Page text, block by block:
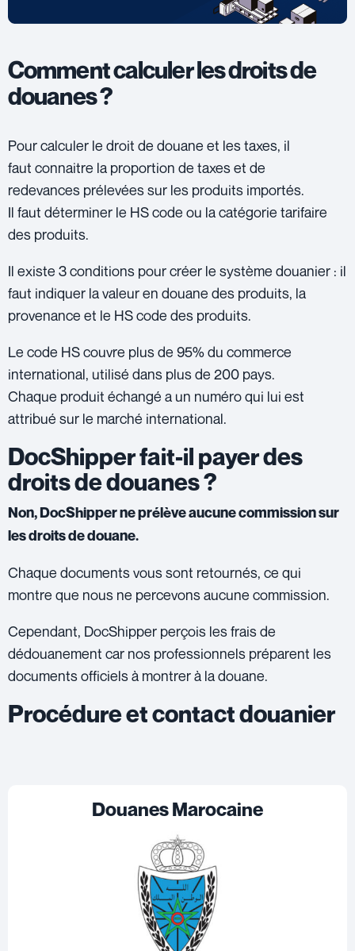
Comment calculer les droits de
douanes ?
Pour calculer le droit de douane et les taxes, il
faut connaitre la proportion de taxes et de
redevances prélevées sur les produits importés.
Il faut déterminer le HS code ou la catégorie tarifaire
des produits.
Il existe 3 conditions pour créer le système douanier : il
faut indiquer la valeur en douane des produits, la
provenance et le HS code des produits.
Le code HS couvre plus de 95% du commerce
international, utilisé dans plus de 200 pays.
Chaque produit échangé a un numéro qui lui est
attribué sur le marché international.
DocShipper fait-il payer des
droits de douanes ?
Non, DocShipper ne prélève aucune commission sur
les droits de douane.
Chaque documents vous sont retournés, ce qui
montre que nous ne percevons aucune commission.
Cependant, DocShipper perçois les frais de
dédouanement car nos professionnels préparent les
documents officiels à montrer à la douane.
Procédure et contact douanier
Douanes Marocaine